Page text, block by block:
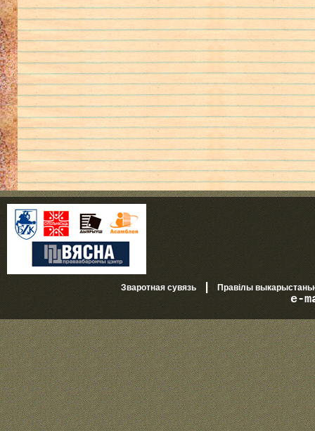
Зваротная сувязь| Правілы
e-